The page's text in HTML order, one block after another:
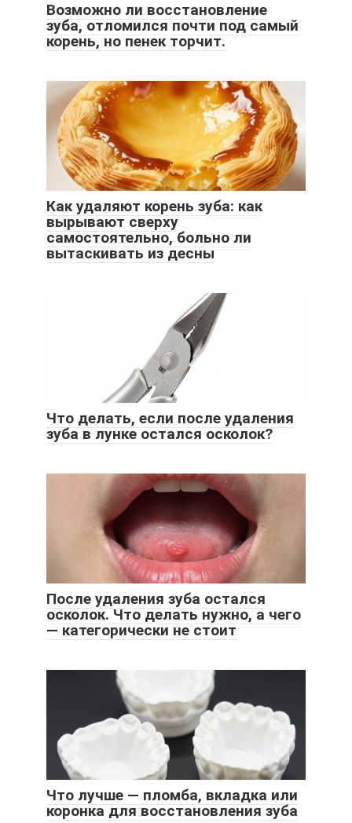
Возможно ли восстановление
зуба, отломился почти под самый
корень, но пенек торчит.
Как удаляют корень зуба: как
вырывают сверху
самостоятельно, больно ли
вытаскивать из десны
Что делать, если после удаления
зуба в лунке остался осколок?
После удаления зуба остался
осколок. Что делать нужно, а чего
— категорически не стоит
Что лучше — пломба, вкладка или
коронка для восстановления зуба